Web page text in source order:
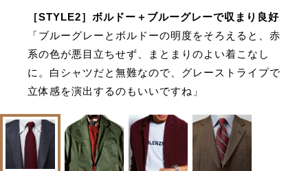
［STYLE2］ボルドー＋ブルーグレーで収まり良好
「ブルーグレーとボルドーの明度をそろえると、赤
系の色が悪目立ちせず、まとまりのよい着こなし
に。白シャツだと無難なので、グレーストライプで
立体感を演出するのもいいですね」